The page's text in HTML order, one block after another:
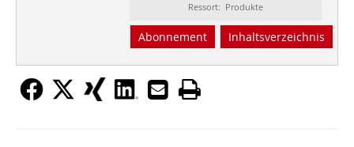
Ressort: Produkte
Abonnement Inhaltsverzeichnis